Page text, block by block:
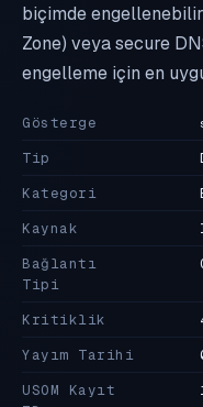
biçimde
Zone) veya secure
engelleme için en
Gösterge
Tip
Kategori
Kaynak
Bağlantı
Tipi
Kritiklik
Yayım Tarihi
USOM Kayıt